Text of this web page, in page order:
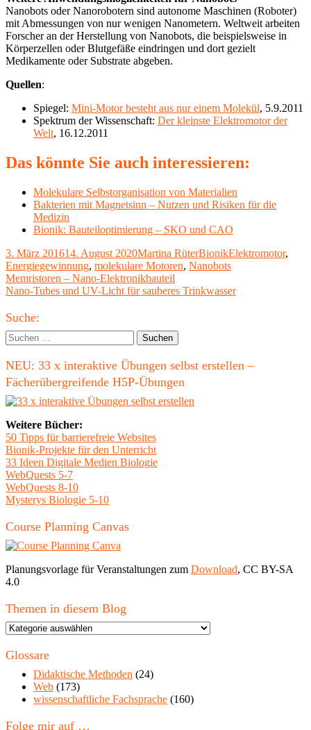
Nanobots oder Nanorobotern sind autonome Maschinen (Roboter)
mit Abmessungen von nur wenigen Nanometern. Weltweit arbeiten
Forscher an der Herstellung von Nanobots, die beispielsweise in
Körperzellen oder Blutgefäße eindringen und dort gezielt
Medikamente oder Substrate abgeben.
Quellen:
Spiegel: Mini-Motor besteht aus nur einem Molekül, 5.9.2011
Spektrum der Wissenschaft: Der kleinste Elektromotor der
Welt, 16.12.2011
Das könnte Sie auch interessieren:
Molekulare Selbstorganisation von Materialien
Bakterien mit Magnetsinn – Nutzen und Risiken für die
Medizin
Bionik: Bauteiloptimierung – SKO und CAO
Veröffentlicht
am
3. März 201614. August 2020Autor
Martina RüterKategorien
BionikSchlagwörter
Elektromotor,
Energiegewinnung, molekulare Motoren, Nanobots
Beitragsnavigation
Vorheriger
Beitrag:
Memristoren – Nano-Elektronikbauteil
Nächster
Nano-Tubes und UV-Licht für sauberes Trinkwasser
Haupt-
Seitenleiste
Suche:
Suchen
nach:
NEU: 33 x interaktive Übungen selbst erstellen –
Fächerübergreifende H5P-Übungen
Weitere Bücher:
50 Tipps für barrierefreie Websites
Bionik-Projekte für den Unterricht
33 Ideen Digitale Medien Biologie
WebQuests 5-7
WebQuests 8-10
Mysterys Biologie 5-10
Course Planning Canvas
Planungsvorlage für Veranstaltungen zum Download, CC BY-SA
4.0
Themen in diesem Blog
Themen
diesem
Glossare
Didaktische Methoden (24)
Web (173)
wissenschaftliche Fachsprache (160)
Folge mir auf …